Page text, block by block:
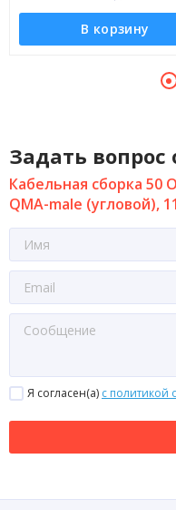
В корзину
Задать вопрос
Кабельная сборка 50
QMA-male (угловой),
Я согласен(a) с политикой